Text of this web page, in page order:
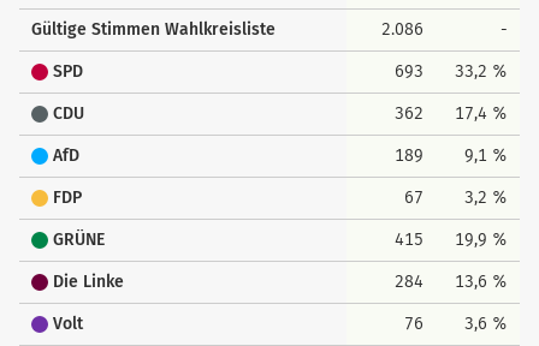
Gültige Stimmen Wahlkreisliste 2.086 -
SPD 693 33,2 %
CDU 362 17,4 %
AfD 189 9,1 %
FDP 67 3,2 %
GRÜNE 415 19,9 %
Die Linke 284 13,6 %
Volt 76 3,6 %